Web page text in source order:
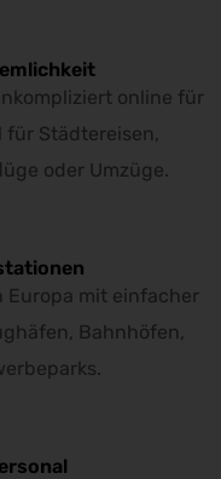
online für
für Städtereisen,
oder Umzüge.
Europa mit einfacher
Bahnhöfen,